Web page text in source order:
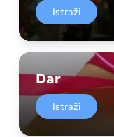
Istraži
Dar
Istraži